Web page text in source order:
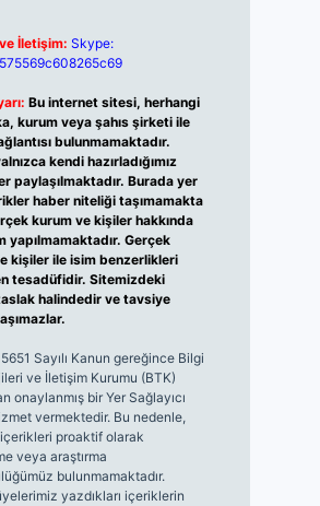
İletişim: Skype:
Bu internet sitesi, herhangi
kurum veya şahıs şirketi ile
bulunmamaktadır.
kendi hazırladığımız
paylaşılmaktadır. Burada yer
haber niteliği taşımamakta
kurum ve kişiler hakkında
yapılmamaktadır. Gerçek
kişiler ile isim benzerlikleri
tesadüfidir. Sitemizdeki
halindedir ve tavsiye
Sayılı Kanun gereğince Bilgi
ve İletişim Kurumu (BTK)
onaylanmış bir Yer Sağlayıcı
vermektedir. Bu nedenle,
proaktif olarak
veya araştırma
bulunmamaktadır.
yazdıkları içeriklerin